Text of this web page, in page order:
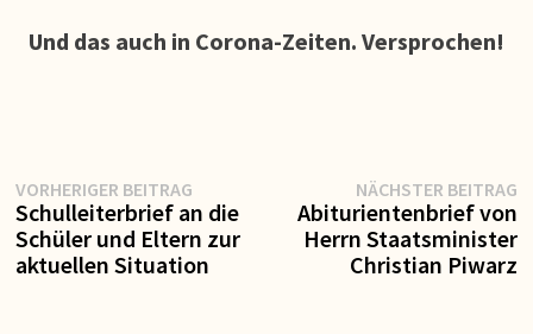
Und das auch in Corona-Zeiten. Versprochen!
Beitragsnavigation
VORHERIGER BEITRAG
Beitrag:
Schulleiterbrief an die
Schüler und Eltern zur
aktuellen Situation
NÄCHSTER BEITRAG
Abiturientenbrief von
Herrn Staatsminister
Christian Piwarz